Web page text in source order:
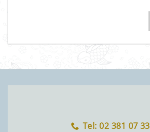
Tel: 02 381 07 33